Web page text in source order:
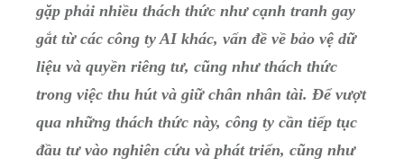
gặp phải nhiều thách thức như cạnh tranh gay
gắt từ các công ty AI khác, vấn đề về bảo vệ dữ
liệu và quyền riêng tư, cũng như thách thức
trong việc thu hút và giữ chân nhân tài. Để vượt
qua những thách thức này, công ty cần tiếp tục
đầu tư vào nghiên cứu và phát triển, cũng như